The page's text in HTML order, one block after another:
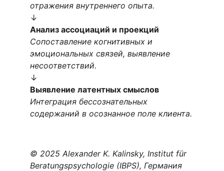
отражения внутреннего опыта.
↓
Анализ ассоциаций и проекций
Сопоставление когнитивных и
эмоциональных связей, выявление
несоответствий.
↓
Выявление латентных смыслов
Интеграция бессознательных
содержаний в осознанное поле клиента.
© 2025 Alexander K. Kalinsky, Institut für
Beratungspsychologie (IBPS), Германия